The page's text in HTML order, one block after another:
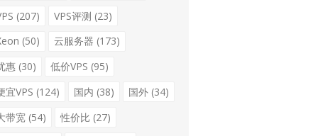
(207) VPS评测 (23)
(50) 云服务器 (173)
惠 (30) 低价VPS (95)
宜VPS (124) 国内 (38) 国外 (34)
带宽 (54) 性价比 (27)